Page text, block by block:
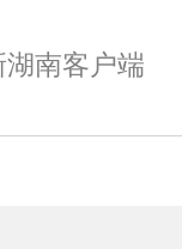
湖南客户端